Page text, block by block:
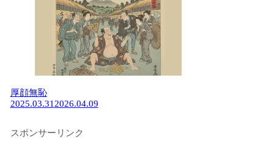
厚顔無恥
2025.03.31 2026.04.09
スポンサーリンク